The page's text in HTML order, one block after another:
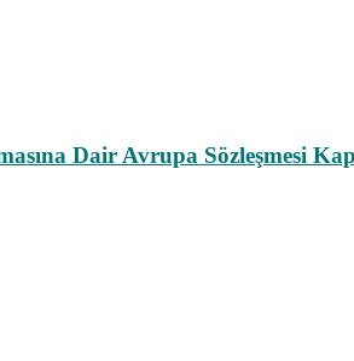
Dair Avrupa Sözleşmesi